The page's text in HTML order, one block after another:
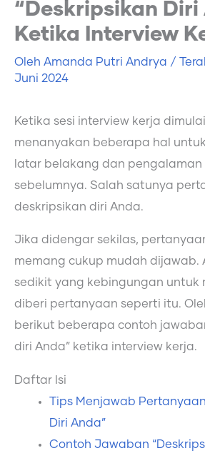
“Deskripsikan Diri
Ketika Interview
Oleh Amanda Putri Andrya /
Juni 2024
Ketika sesi interview kerja
menanyakan beberapa hal
latar belakang dan pengalaman
sebelumnya. Salah satunya
deskripsikan diri Anda.
Jika didengar sekilas,
memang cukup mudah dijawab.
sedikit yang kebingungan untuk
diberi pertanyaan seperti itu.
berikut beberapa contoh
diri Anda” ketika interview kerja.
Daftar Isi
Tips Menjawab
Diri Anda”
Contoh Jawaban